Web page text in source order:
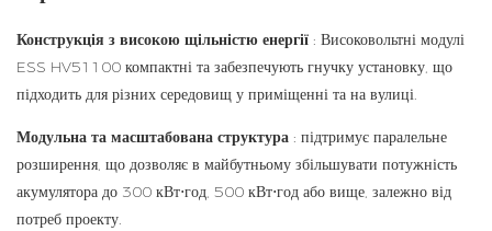
Конструкція з високою щільністю енергії : Високовольтні модулі
ESS HV51100 компактні та забезпечують гнучку установку, що
підходить для різних середовищ у приміщенні та на вулиці.
Модульна та масштабована структура : підтримує паралельне
розширення, що дозволяє в майбутньому збільшувати потужність
акумулятора до 300 кВт⋅год, 500 кВт⋅год або вище, залежно від
потреб проекту.